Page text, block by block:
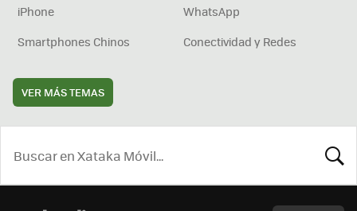
iPhone
WhatsApp
Smartphones Chinos
Conectividad y Redes
VER MÁS TEMAS